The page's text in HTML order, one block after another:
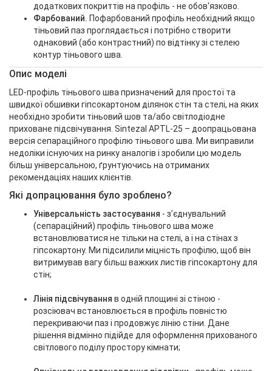
додаткових покриттів на профіль - не обов'язково.
Фарбований. Пофарбований профіль необхідний якщо
тіньовий паз проглядається і потрібно створити
однаковий (або контрастний) по відтінку зі стелею
контур тіньового шва.
Опис моделі
LED-профіль тіньового шва призначений для простої та
швидкої обшивки гіпсокартоном ділянок стін та стелі, на яких
необхідно зробити тіньовий шов та/або світлодіодне
приховане підсвічування. Sintezal APTL-25 – доопрацьована
версія сепараційного профілю тіньового шва. Ми виправили
недоліки існуючих на ринку аналогів і зробили цю модель
більш універсальною, ґрунтуючись на отриманих
рекомендаціях наших клієнтів.
Які допрацювання було зроблено?
Універсальність застосування - з’єднувальний
(сепараційний) профіль тіньового шва може
встановлюватися не тільки на стелі, а і на стінах з
гіпсокартону. Ми підсилили міцність профілю, щоб він
витримував вагу більш важких листів гіпсокартону для
стін;
Лінія підсвічування в одній площині зі стіною -
розсіювач встановлюється в профіль повністю
перекриваючи паз і продовжує лінію стіни. Дане
рішення відмінно підійде для оформлення прихованого
світлового поділу простору кімнати;